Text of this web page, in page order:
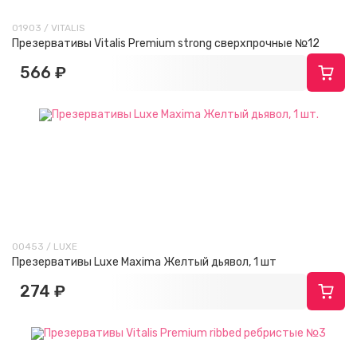
01903 / VITALIS
Презервативы Vitalis Premium strong сверхпрочные №12
566 ₽
00453 / LUXE
Презервативы Luxe Maxima Желтый дьявол, 1 шт
274 ₽